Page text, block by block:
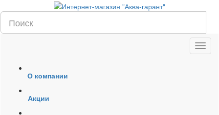
О компании
Акции